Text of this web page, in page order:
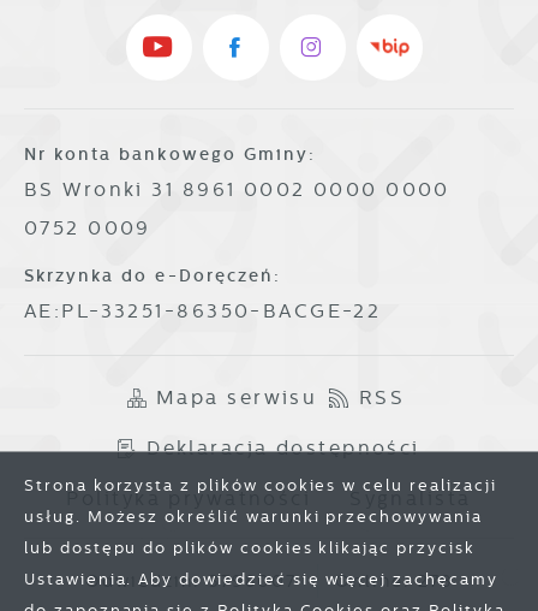
Nr konta bankowego Gminy:
BS Wronki 31 8961 0002 0000 0000
0752 0009
Skrzynka do e-Doręczeń:
AE:PL-33251-86350-BACGE-22
Mapa serwisu RSS
Deklaracja dostępności
Polityka prywatności Sygnalista
Odwiedzin: 3798007 Online: 278
Strona korzysta z plików cookies w celu realizacji
usług. Możesz określić warunki przechowywania
lub dostępu do plików cookies klikając przycisk
Ustawienia. Aby dowiedzieć się więcej zachęcamy